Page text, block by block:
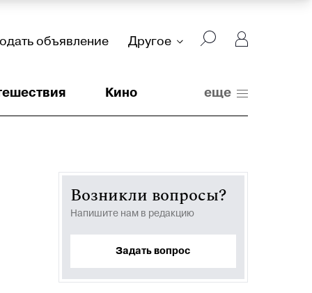
объявление Другое
Кино еще
Возникли вопросы?
Напишите нам в редакцию
Задать вопрос